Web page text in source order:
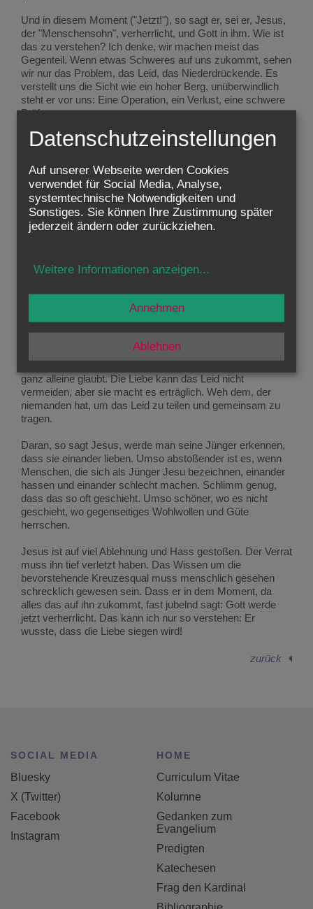
Und in diesem Moment ("Jetzt!"), so sagt er, sei er, Jesus,
der "Menschensohn", verherrlicht, und Gott in ihm. Wie ist
das zu verstehen? Ich denke, wir machen meist das
Gegenteil. Wenn etwas Schweres auf uns zukommt, sehen
wir nur das Problem, das Leid, das Niederdrückende. Es
verstellt uns die Sicht wie ein hoher Berg, unüberwindlich
steht er vor uns: Eine Operation, ein Verlust, eine schwere
Prüfung.
Wie macht es Jesus, gerade nicht niedergeschlagen zu
sein, nicht vor dem bevorstehenden Leiden zu verzagen?
Ist sein Geheimnis nicht darin begründet, dass er über das
gegenwärtige Leid hinaus auf das blickt, was danach
Positives geschieht? Er sieht jetzt schon das Gute, das
Gott durch sein Leiden bewirken wird. Er hat dieses totale
Vertrauen, dass alles gut werden wird, auch wenn jetzt
zuerst einmal die dunkle Nacht der Prüfung und des großen
Ich frage mich oft, wie es möglich ist, zu einer solchen
Evangelium eine Antwort. Er nennt es "das neue Gebot",
und es lautet einfach: "Liebt einander!"
von seinem Schrecken. Wer liebt und geliebt wird, ist nicht
ganz alleine glaubt. Die Liebe kann das Leid nicht
vermeiden, aber sie macht es erträglich. Weh dem, der
niemanden hat, um das Leid zu teilen und gemeinsam zu
tragen.
Daran, so sagt Jesus, werde man seine Jünger erkennen,
dass sie einander lieben. Umso abstoßender ist es, wenn
Menschen, die sich als Jünger Jesu bezeichnen, einander
hassen und einander schlecht machen. Schlimm genug,
dass das so oft geschieht. Umso schöner, wo es nicht
geschieht, wo gegenseitiges Wohlwollen und Güte
herrschen.
Jesus ist auf viel Ablehnung und Hass gestoßen. Der Verrat
muss ihn tief verletzt haben. Das Wissen um die
bevorstehende Kreuzesqual muss menschlich gesehen
schrecklich gewesen sein. Dass er in dem Moment, da
alles das auf ihn zukommt, fast jubelnd sagt: Gott werde
jetzt verherrlicht. Das kann ich nur so verstehen: Er
wusste, dass die Liebe siegen wird!
zurück
SOCIAL MEDIA
Bluesky
X (Twitter)
Facebook
Instagram
HOME
Curriculum Vitae
Kolumne
Gedanken zum
Evangelium
Predigten
Katechesen
Frag den Kardinal
Datenschutzeinstellungen
Auf unserer Webseite werden Cookies
verwendet für Social Media, Analyse,
systemtechnische Notwendigkeiten und
Sonstiges. Sie können Ihre Zustimmung später
jederzeit ändern oder zurückziehen.
Weitere Informationen anzeigen...
Ablehnen
Annehmen